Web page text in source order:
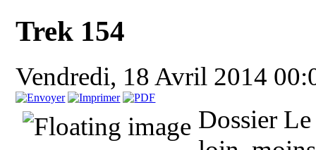
Trek 154
Vendredi, 18 Avril 2014
Dossier